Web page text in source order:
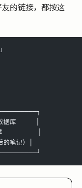
的链接，都按这
库     │
│
笔记）│